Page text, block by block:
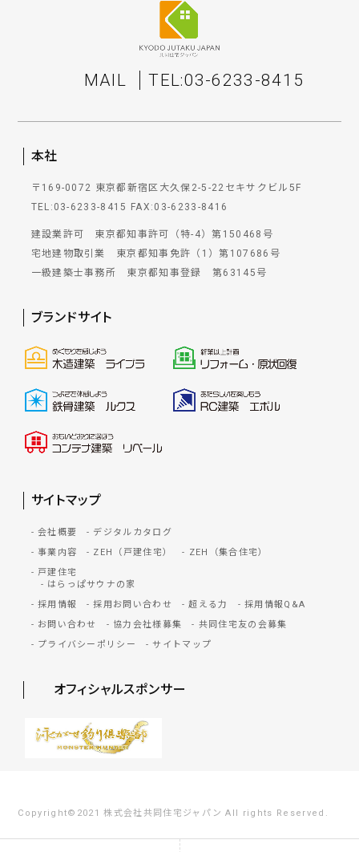
MAIL TEL:03-6233-8415
本社
〒169-0072 東京都新宿区大久保2-5-22セキサクビル5F
TEL:03-6233-8415
FAX:03-6233-8416
建設業許可 東京都知事許可（特-4）第150468号
宅地建物取引業 東京都知事免許（1）第107686号
一級建築士事務所 東京都知事登録 第63145号
ブランドサイト
サイトマップ
会社概要
デジタルカタログ
事業内容
ZEH（戸建住宅）
ZEH（集合住宅）
戸建住宅
はらっぱサウナの家
採用情報
採用お問い合わせ 超える力
採用情報Q&A
お問い合わせ
協力会社様募集
共同住宅友の会募集
プライバシーポリシー
サイトマップ
オフィシャルスポンサー
Copyright©2021 株式会社共同住宅ジャパン All rights Reserved.